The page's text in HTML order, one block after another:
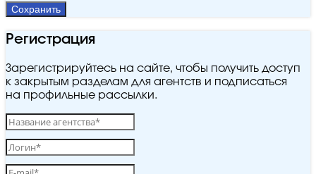
Сохранить
Регистрация
Зарегистрируйтесь на сайте, чтобы получить доступ
к закрытым разделам для агентств и подписаться
на профильные рассылки.